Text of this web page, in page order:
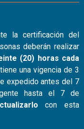
la certificación del
deberán realizar
(20) horas cada
tiene una vigencia de 3
expedido antes del 7
hasta el 7 de
con esta